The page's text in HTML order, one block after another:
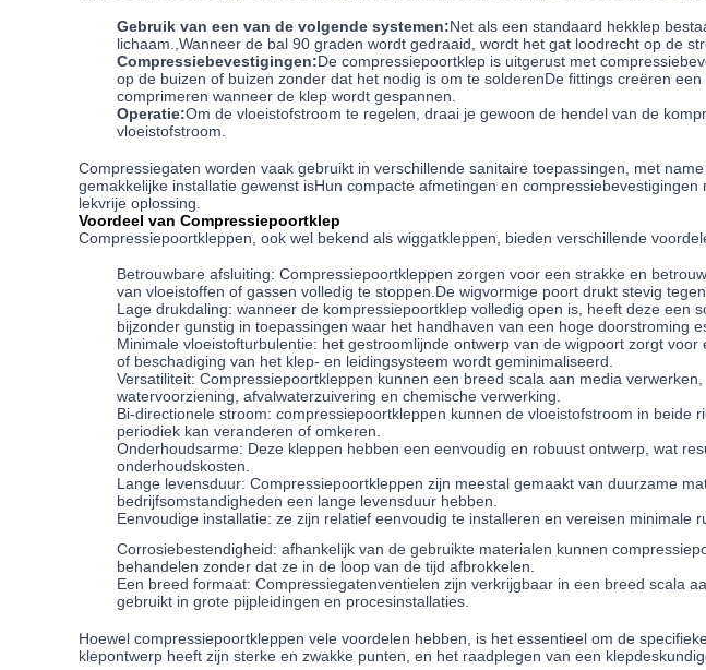
Gebruik van een van de volgende systemen:Net als een standaard hekklep
lichaam.,Wanneer de bal 90 graden wordt gedraaid, wordt het gat loodrecht op de
Compressiebevestigingen:De compressiepoortklep is uitgerust met
op de buizen of buizen zonder dat het nodig is om te solderenDe fittings creëren
comprimeren wanneer de klep wordt gespannen.
Operatie:Om de vloeistofstroom te regelen, draai je gewoon de hendel van de
vloeistofstroom.
Compressiegaten worden vaak gebruikt in verschillende sanitaire toepassingen, met
gemakkelijke installatie gewenst isHun compacte afmetingen en
lekvrije oplossing.
Voordeel van Compressiepoortklep
Compressiepoortkleppen, ook wel bekend als wiggatkleppen, bieden verschillende
Betrouwbare afsluiting: Compressiepoortkleppen zorgen voor een strakke en
van vloeistoffen of gassen volledig te stoppen.De wigvormige poort drukt stevig
Lage drukdaling: wanneer de kompressiepoortklep volledig open is, heeft deze
bijzonder gunstig in toepassingen waar het handhaven van een hoge doorstroming
Minimale vloeistofturbulentie: het gestroomlijnde ontwerp van de wigpoort zorgt
of beschadiging van het klep- en leidingsysteem wordt geminimaliseerd.
Versatiliteit: Compressiepoortkleppen kunnen een breed scala aan media
watervoorziening, afvalwaterzuivering en chemische verwerking.
Bi-directionele stroom: compressiepoortkleppen kunnen de vloeistofstroom in
periodiek kan veranderen of omkeren.
Onderhoudsarme: Deze kleppen hebben een eenvoudig en robuust ontwerp, wat
onderhoudskosten.
Lange levensduur: Compressiepoortkleppen zijn meestal gemaakt van duurzame
bedrijfsomstandigheden een lange levensduur hebben.
Eenvoudige installatie: ze zijn relatief eenvoudig te installeren en vereisen
Corrosiebestendigheid: afhankelijk van de gebruikte materialen kunnen
behandelen zonder dat ze in de loop van de tijd afbrokkelen.
Een breed formaat: Compressiegatenventielen zijn verkrijgbaar in een breed scala
gebruikt in grote pijpleidingen en procesinstallaties.
Hoewel compressiepoortkleppen vele voordelen hebben, is het essentieel om de
klepontwerp heeft zijn sterke en zwakke punten, en het raadplegen van een